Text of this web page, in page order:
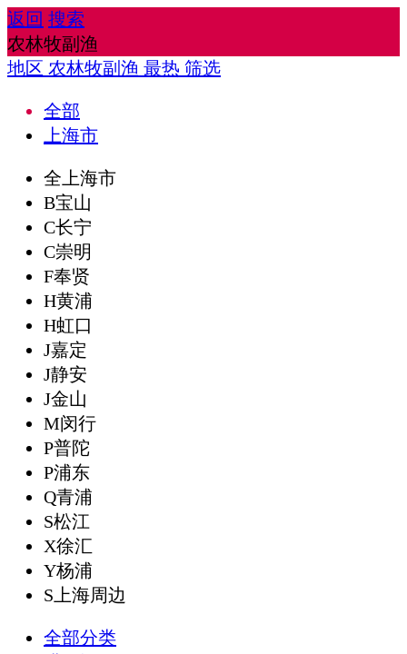
返回 搜索
农林牧副渔
地区 农林牧副渔 最热 筛选
全部
上海市
全上海市
B宝山
C长宁
C崇明
F奉贤
H黄浦
H虹口
J嘉定
J静安
J金山
M闵行
P普陀
P浦东
Q青浦
S松江
X徐汇
Y杨浦
S上海周边
全部分类